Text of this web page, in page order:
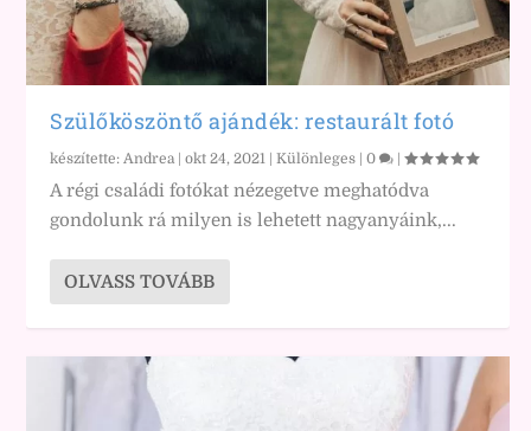
Szülőköszöntő ajándék: restaurált fotó
készítette:Andrea |okt 24, 2021 |Különleges |0 |
A régi családi fotókat nézegetve meghatódva
gondolunk rá milyen is lehetett nagyanyáink,...
OLVASS TOVÁBB